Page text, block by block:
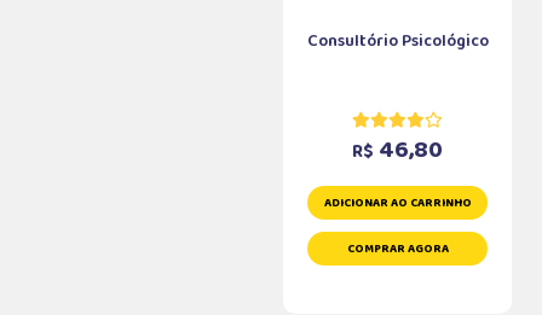
Consultório Psicológico
R$ 46,80
ADICIONAR AO CARRINHO
COMPRAR AGORA